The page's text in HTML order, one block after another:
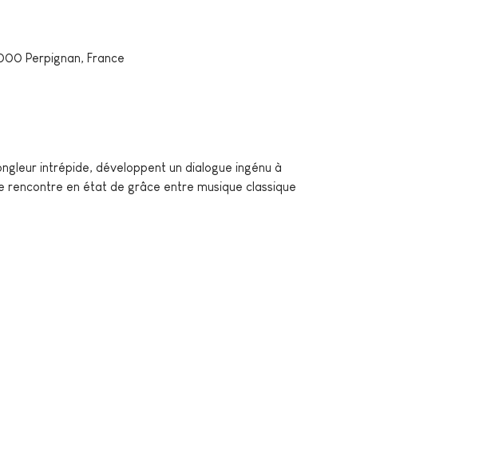
Perpignan, France
intrépide, développent un dialogue ingénu à
rencontre en état de grâce entre musique classique